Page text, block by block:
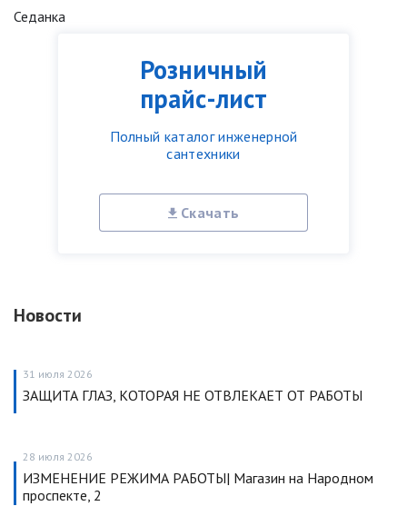
Розничный
прайс-лист
Полный каталог инженерной
сантехники
Скачать
Новости
31 июля 2026
ЗАЩИТА ГЛАЗ, КОТОРАЯ НЕ ОТВЛЕКАЕТ ОТ РАБОТЫ
28 июля 2026
ИЗМЕНЕНИЕ РЕЖИМА РАБОТЫ| Магазин на Народном
проспекте, 2
Седанка